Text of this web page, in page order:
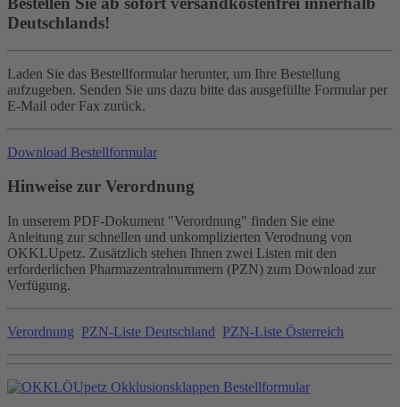
Deutschlands!
Laden Sie das Bestellformular herunter, um Ihre Bestellung
aufzugeben. Senden Sie uns dazu bitte das ausgefüllte Formular per
E-Mail oder Fax zurück.
Download Bestellformular
Hinweise zur Verordnung
In unserem PDF-Dokument "Verordnung" finden Sie eine
Anleitung zur schnellen und unkomplizierten Verodnung von
OKKLUpetz. Zusätzlich stehen Ihnen zwei Listen mit den
erforderlichen Pharmazentralnummern (PZN) zum Download zur
Verfügung.
Verordnung PZN-Liste Deutschland PZN-Liste Österreich